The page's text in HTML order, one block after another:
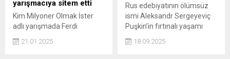
yarışmacıya sitem etti
Kim Milyoner Olmak İster
adlı yarışmada Ferdi
soruldu. Sunucu Oktay
21.01.2025
Rus edebiyatının ölümsüz
ismi Aleksandr Sergeyeviç
Puşkin’in fırtınalı yaşamı
Yönetmen koltuğunda Felix
18.09.2025